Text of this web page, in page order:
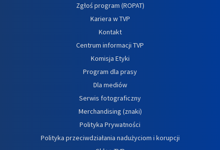
Zgłoś program (ROPAT)
Kariera w TVP
Kontakt
Centrum informacji TVP
Komisja Etyki
Program dla prasy
Dla mediów
Serwis fotograficzny
Merchandising (znaki)
Polityka Prywatności
Polityka przeciwdziałania nadużyciom i korupcji